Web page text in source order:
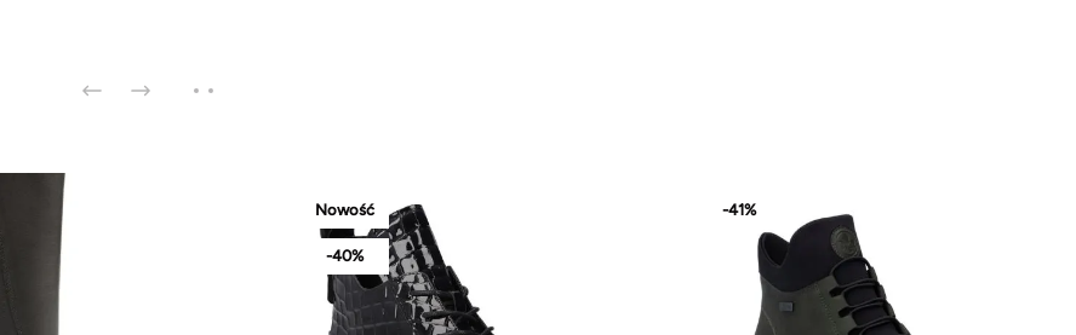
Nowość
-40%
-41%